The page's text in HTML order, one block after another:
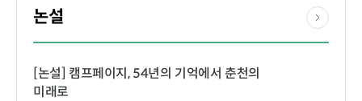
논설
[논설] 캠프페이지, 54년의 기억에서 춘천의
미래로